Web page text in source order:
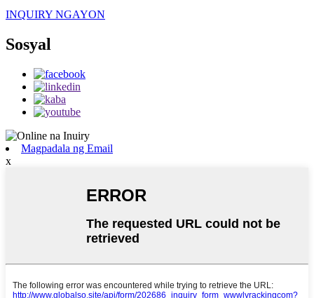
INQUIRY NGAYON
Sosyal
Magpadala ng Email
x